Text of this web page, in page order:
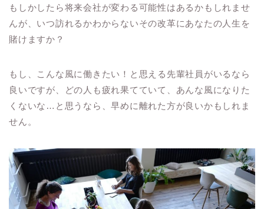
もしかしたら将来会社が変わる可能性はあるかもしれませ
んが、いつ訪れるかわからないその改革にあなたの人生を
賭けますか？
もし、こんな風に働きたい！と思える先輩社員がいるなら
良いですが、どの人も疲れ果てていて、あんな風になりた
くないな…と思うなら、早めに離れた方が良いかもしれま
せん。